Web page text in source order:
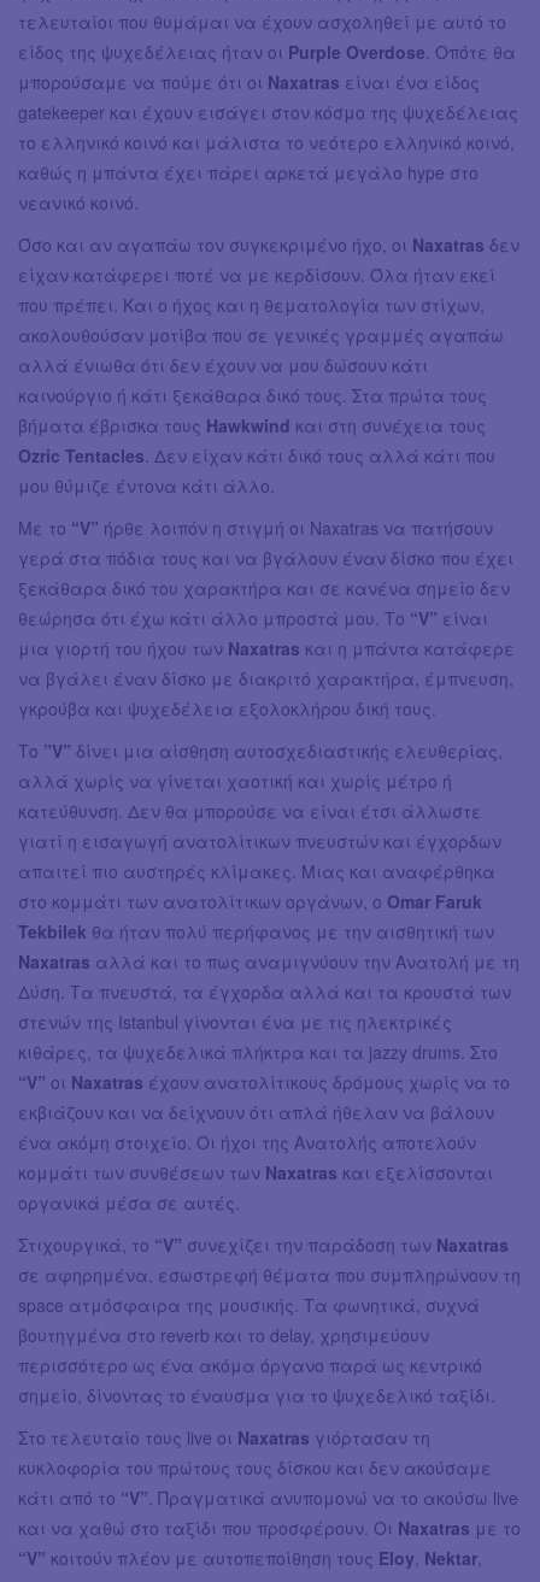
τελευταίοι που θυμάμαι να έχουν ασχοληθεί με αυτό το
είδος της ψυχεδέλειας ήταν οι Purple Overdose . Οπότε θα
μπορούσαμε να πούμε ότι οι Naxatras είναι ένα είδος
gatekeeper και έχουν εισάγει στον κόσμο της ψυχεδέλειας
το ελληνικό κοινό και μάλιστα το νεότερο ελληνικό κοινό,
καθώς η μπάντα έχει πάρει αρκετά μεγάλο hype στο
νεανικό κοινό.
Όσο και αν αγαπάω τον συγκεκριμένο ήχο, οι Naxatras δεν
είχαν κατάφερει ποτέ να με κερδίσουν. Όλα ήταν εκεί
που πρέπει. Και ο ήχος και η θεματολογία των στίχων,
ακολουθούσαν μοτίβα που σε γενικές γραμμές αγαπάω
αλλά ένιωθα ότι δεν έχουν να μου δώσουν κάτι
καινούργιο ή κάτι ξεκάθαρα δικό τους. Στα πρώτα τους
βήματα έβρισκα τους Hawkwind και στη συνέχεια τους
Ozric Tentacles . Δεν είχαν κάτι δικό τους αλλά κάτι που
μου θύμιζε έντονα κάτι άλλο.
Με το “V” ήρθε λοιπόν η στιγμή οι Naxatras να πατήσουν
γερά στα πόδια τους και να βγάλουν έναν δίσκο που έχει
ξεκάθαρα δικό του χαρακτήρα και σε κανένα σημείο δεν
θεώρησα ότι έχω κάτι άλλο μπροστά μου. Το “V” είναι
μια γιορτή του ήχου των Naxatras και η μπάντα κατάφερε
να βγάλει έναν δίσκο με διακριτό χαρακτήρα, έμπνευση,
γκρούβα και ψυχεδέλεια εξολοκλήρου δική τους.
Το ”V” δίνει μια αίσθηση αυτοσχεδιαστικής ελευθερίας,
αλλά χωρίς να γίνεται χαοτική και χωρίς μέτρο ή
κατεύθυνση. Δεν θα μπορούσε να είναι έτσι άλλωστε
γιατί η εισαγωγή ανατολίτικων πνευστών και έγχορδων
απαιτεί πιο αυστηρές κλίμακες. Μιας και αναφέρθηκα
στο κομμάτι των ανατολίτικων οργάνων, ο Omar Faruk
Tekbilek θα ήταν πολύ περήφανος με την αισθητική των
Naxatras αλλά και το πως αναμιγνύουν την Ανατολή με τη
Δύση. Τα πνευστά, τα έγχορδα αλλά και τα κρουστά των
στενών της Istanbul γίνονται ένα με τις ηλεκτρικές
κιθάρες, τα ψυχεδελικά πλήκτρα και τα jazzy drums. Στο
“V” οι Naxatras έχουν ανατολίτικους δρόμους χωρίς να το
εκβιάζουν και να δείχνουν ότι απλά ήθελαν να βάλουν
ένα ακόμη στοιχείο. Οι ήχοι της Ανατολής αποτελούν
κομμάτι των συνθέσεων των Naxatras και εξελίσσονται
οργανικά μέσα σε αυτές.
Στιχουργικά, το “V” συνεχίζει την παράδοση των Naxatras
σε αφηρημένα, εσωστρεφή θέματα που συμπληρώνουν τη
space ατμόσφαιρα της μουσικής. Τα φωνητικά, συχνά
βουτηγμένα στο reverb και το delay, χρησιμεύουν
περισσότερο ως ένα ακόμα όργανο παρά ως κεντρικό
σημείο, δίνοντας το έναυσμα για το ψυχεδελικό ταξίδι.
Στο τελευταίο τους live οι Naxatras γιόρτασαν τη
κυκλοφορία του πρώτους τους δίσκου και δεν ακούσαμε
κάτι από το “V” . Πραγματικά ανυπομονώ να το ακούσω live
και να χαθώ στο ταξίδι που προσφέρουν. Οι Naxatras με το
“V” κοιτούν πλέον με αυτοπεποίθηση τους Eloy Nektar